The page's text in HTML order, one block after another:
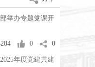
举办专题党课开
0 0
年度党建共建